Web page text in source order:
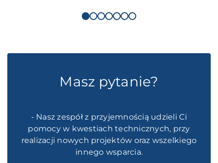
Masz pytanie?
- Nasz zespół z przyjemnością udzieli Ci
pomocy w kwestiach technicznych, przy
realizacji nowych projektów oraz wszelkiego
innego wsparcia.